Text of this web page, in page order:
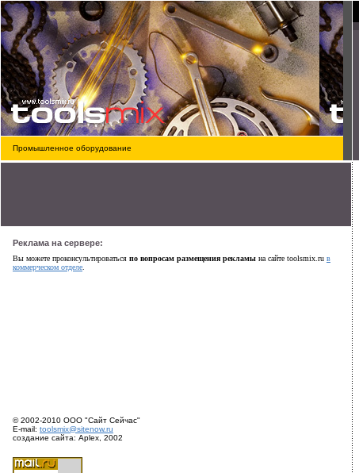
Промышленное оборудование
Реклама на сервере:
Вы можете проконсультироваться по вопросам размещения рекламы на сайте toolsmix.ru в
коммерческом отделе
© 2002-2010 ООО "Сайт Сейчас"
E-mail: toolsmix@sitenow.ru
создание сайта: Aplex, 2002